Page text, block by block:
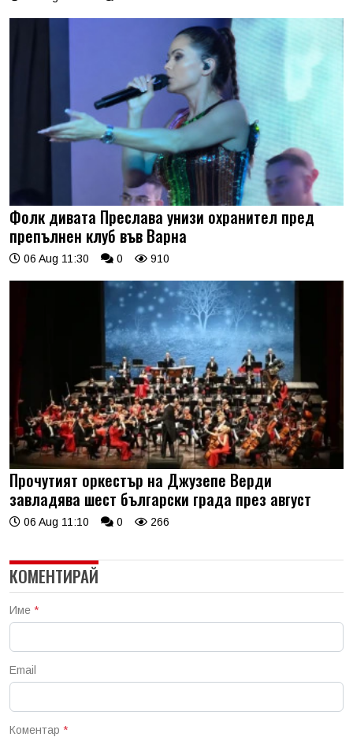
Фолк дивата Преслава унизи охранител пред
препълнен клуб във Варна
06 Aug 11:30 0 910
Прочутият оркестър на Джузепе Верди
завладява шест български града през август
06 Aug 11:10 0 266
КОМЕНТИРАЙ
Име *
Email
Коментар *